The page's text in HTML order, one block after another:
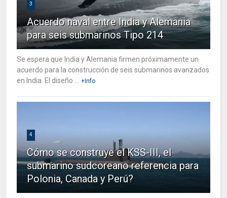
3
Acuerdo naval entre India y Alemania
para seis submarinos Tipo 214
Se espera que India y Alemania firmen próximamente un
acuerdo para la construcción de seis submarinos avanzados
en India. El diseño ...
+Info
4
Cómo se construye el KSS-III, el
submarino sudcoreano referencia para
Polonia, Canada y Perú?